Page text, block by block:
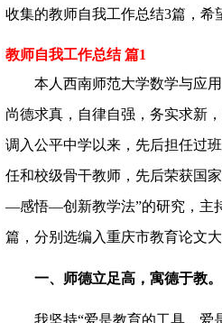
收集的教师自我工作总结3篇，希
教师自我工作总结 篇1
本人西南师范大学数学与应
尚德求真，自律自强，务实求新
调入公平中学以来，先后担任过
任和校级骨干教师，先后荣获国
—感悟—创新教学法”的研究，主
篇，分别选编入重庆市教育论文
一、师德立足高，寓德于教。
我坚持“爱是教育的工具，爱